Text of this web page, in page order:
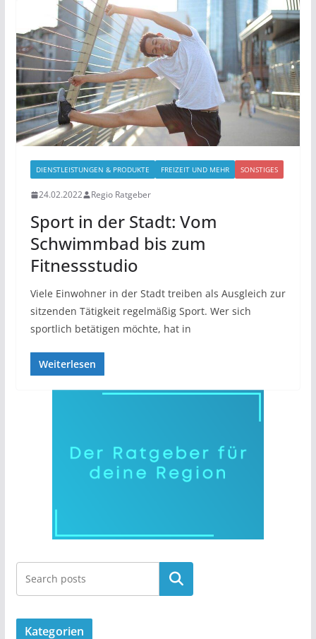
DIENSTLEISTUNGEN & PRODUKTE FREIZEIT UND MEHR SONSTIGES
24.02.2022 Regio Ratgeber
Sport in der Stadt: Vom
Schwimmbad bis zum
Fitnessstudio
Viele Einwohner in der Stadt treiben als Ausgleich zur
sitzenden Tätigkeit regelmäßig Sport. Wer sich
sportlich betätigen möchte, hat in
Weiterlesen
Kategorien